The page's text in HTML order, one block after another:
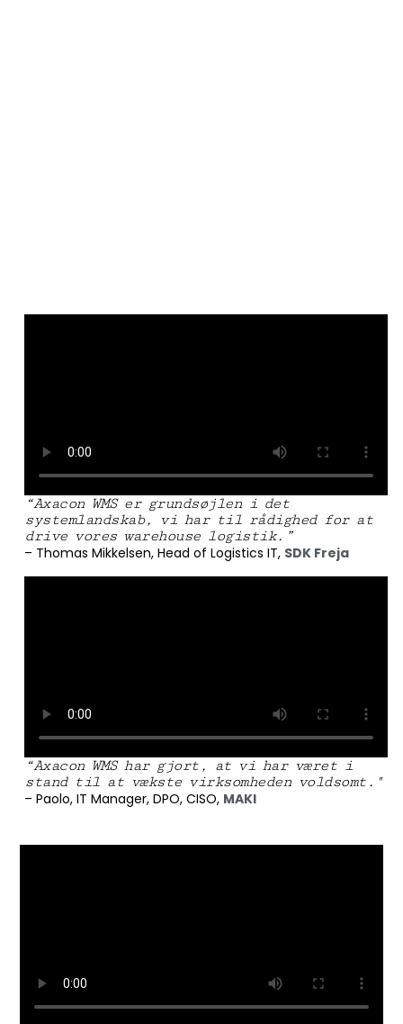
“Axacon WMS er grundsøjlen i det
systemlandskab, vi har til rådighed for at
drive vores warehouse logistik.”
– Thomas Mikkelsen, Head of Logistics IT, SDK Freja
“Axacon WMS har gjort, at vi har været i
stand til at vækste virksomheden voldsomt."
– Paolo, IT Manager, DPO, CISO, MAKI